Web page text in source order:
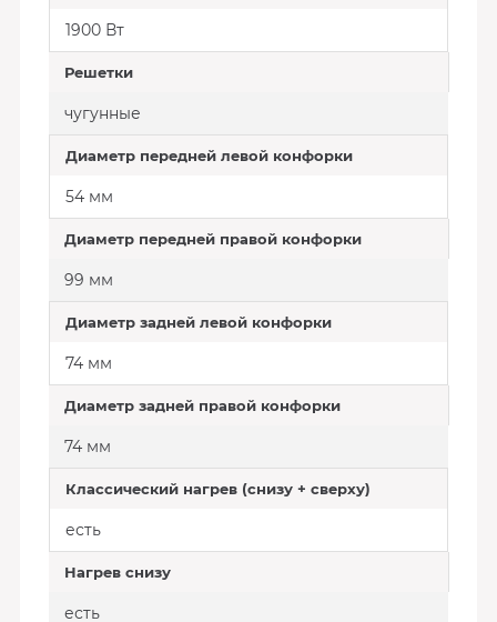
1900 Вт
Решетки
чугунные
Диаметр передней левой конфорки
54 мм
Диаметр передней правой конфорки
99 мм
Диаметр задней левой конфорки
74 мм
Диаметр задней правой конфорки
74 мм
Классический нагрев (снизу + сверху)
есть
Нагрев снизу
есть